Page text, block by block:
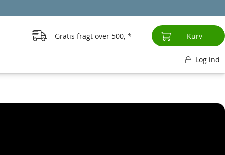
Gratis fragt over 500,- Kurv
Log ind